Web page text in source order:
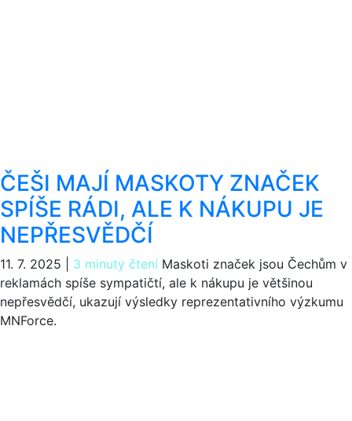
ČEŠI MAJÍ MASKOTY ZNAČEK
SPÍŠE RÁDI, ALE K NÁKUPU JE
NEPŘESVĚDČÍ
11. 7. 2025 3 minuty čtení Maskoti značek jsou Čechům v
reklamách spíše sympatičtí, ale k nákupu je většinou
nepřesvědčí, ukazují výsledky reprezentativního výzkumu
MNForce.